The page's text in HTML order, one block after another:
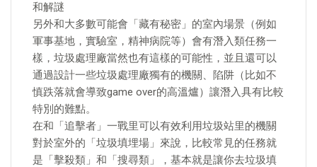
和解謎
另外和大多數可能會「藏有秘密」的室內場景（例如
軍事基地，實驗室，精神病院等）會有潛入類任務一
樣，垃圾處理廠當然也有這樣的可能性，並且還可以
通過設計一些垃圾處理廠獨有的機關、陷阱（比如不
慎跌落就會導致game over的高溫爐）讓潛入具有比較
特別的難點。
在和「追擊者」一戰里可以有效利用垃圾站里的機關
對於室外的「垃圾填埋場」來說，比較常見的任務就
是「擊殺類」和「搜尋類」，基本就是讓你去垃圾填